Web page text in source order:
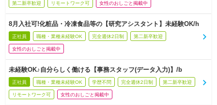
第二新卒歓迎 リモートワーク可 女性のおしごと掲載中
8月入社可!化粧品・冷凍食品等の【研究アシスタント】未経験OK/h
正社員 職種・業種未経験OK 完全週休2日制 第二新卒歓迎
女性のおしごと掲載中
未経験OK♪自分らしく働ける【事務スタッフ(データ入力)】/b
正社員 職種・業種未経験OK 学歴不問 完全週休2日制 第二新卒歓迎
リモートワーク可 女性のおしごと掲載中